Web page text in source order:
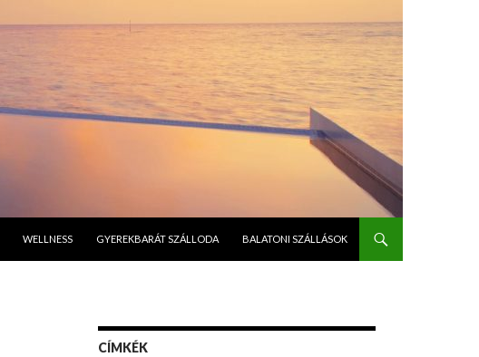
WELLNESS GYEREKBARÁT SZÁLLODA BALATONI SZÁLLÁSOK
CÍMKÉK